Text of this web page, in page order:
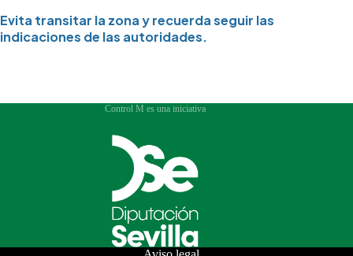
Evita transitar la zona y recuerda seguir las
indicaciones de las autoridades.
Control M es una iniciativa